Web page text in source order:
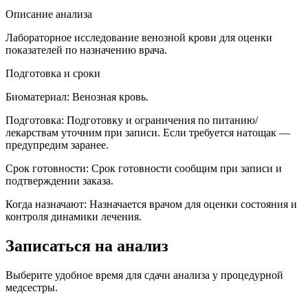
Описание анализа
Лабораторное исследование венозной крови для оценки
показателей по назначению врача.
Подготовка и сроки
Биоматериал: Венозная кровь.
Подготовка: Подготовку и ограничения по питанию/
лекарствам уточним при записи. Если требуется натощак —
предупредим заранее.
Срок готовности: Срок готовности сообщим при записи и
подтверждении заказа.
Когда назначают: Назначается врачом для оценки состояния и
контроля динамики лечения.
Записаться на анализ
Выберите удобное время для сдачи анализа у процедурной
медсестры.